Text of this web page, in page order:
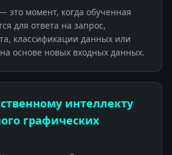
момент, когда обученная
для ответа на запрос,
классификации данных или
основе новых входных данных.
интеллекту
графических